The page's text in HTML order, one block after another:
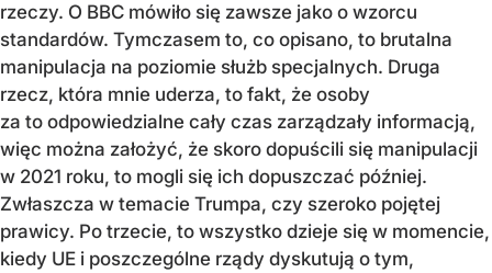
rzeczy. O BBC mówiło się zawsze jako o wzorcu
standardów. Tymczasem to, co opisano, to brutalna
manipulacja na poziomie służb specjalnych. Druga
rzecz, która mnie uderza, to fakt, że osoby
za to odpowiedzialne cały czas zarządzały informacją,
więc można założyć, że skoro dopuścili się manipulacji
w 2021 roku, to mogli się ich dopuszczać później.
Zwłaszcza w temacie Trumpa, czy szeroko pojętej
prawicy. Po trzecie, to wszystko dzieje się w momencie,
kiedy UE i poszczególne rządy dyskutują o tym,